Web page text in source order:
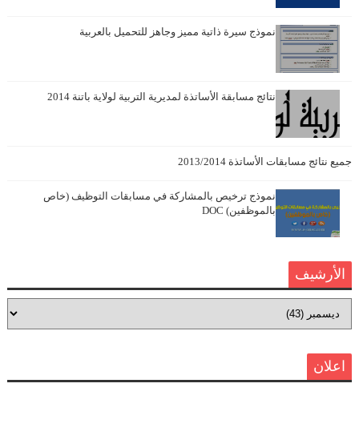
نموذج سيرة ذاتية مميز وجاهز للتحميل بالعربية
نتائج مسابقة الأساتذة لمديرية التربية لولاية باتنة 2014
جميع نتائج مسابقات الأساتذة 2013/2014
نموذج ترخيص بالمشاركة في مسابقات التوظيف (خاص
بالموظفين) DOC
الأرشيف
اعلان